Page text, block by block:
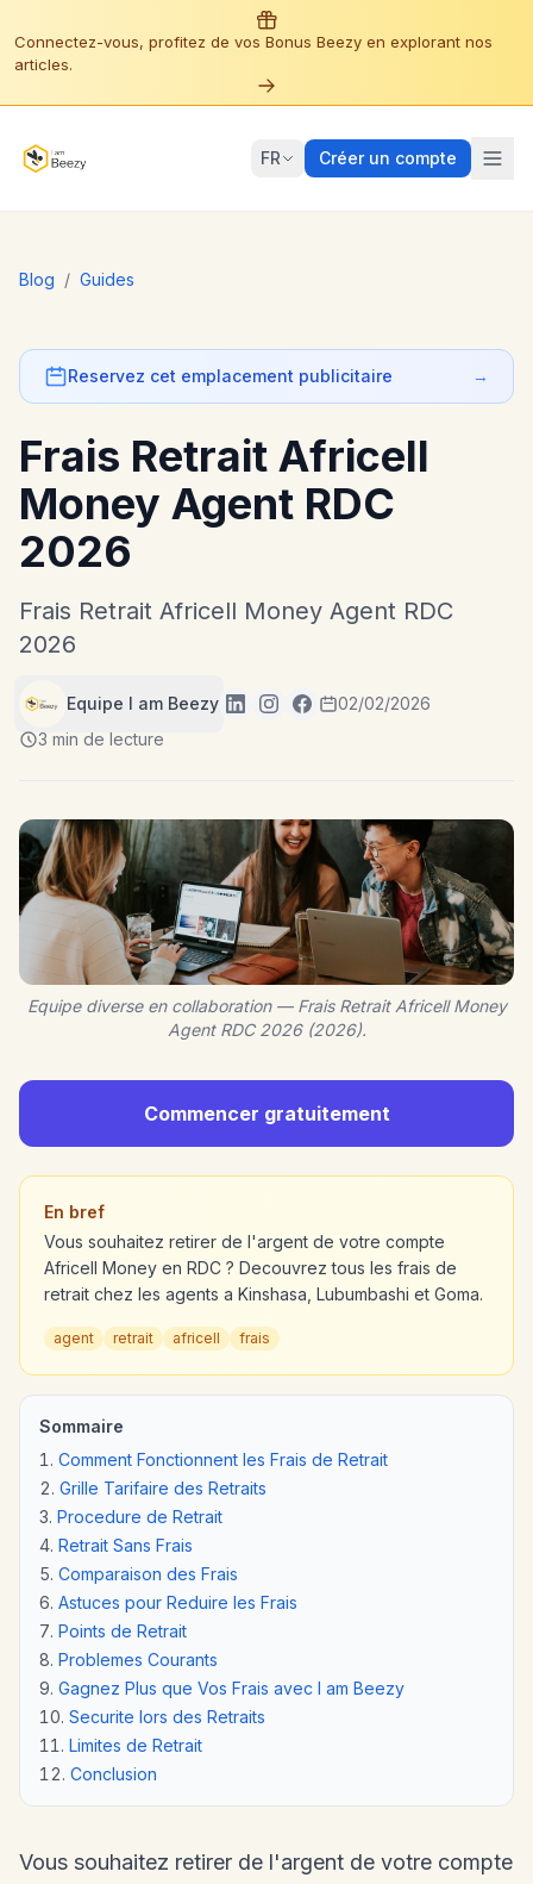
Connectez-vous, profitez de vos Bonus Beezy en explorant nos
articles.
FR Créer un compte
Blog / Guides
Reservez cet emplacement publicitaire →
Frais Retrait Africell
Money Agent RDC
2026
Frais Retrait Africell Money Agent RDC
2026
Equipe I am Beezy
02/02/2026
3 min de lecture
Equipe diverse en collaboration — Frais Retrait Africell Money
Agent RDC 2026 (2026).
Commencer gratuitement
En bref
Vous souhaitez retirer de l'argent de votre compte
Africell Money en RDC ? Decouvrez tous les frais de
retrait chez les agents a Kinshasa, Lubumbashi et Goma.
agent retrait africell frais
Sommaire
Comment Fonctionnent les Frais de Retrait
Grille Tarifaire des Retraits
Procedure de Retrait
Retrait Sans Frais
Comparaison des Frais
Astuces pour Reduire les Frais
Points de Retrait
Problemes Courants
Gagnez Plus que Vos Frais avec I am Beezy
Securite lors des Retraits
Limites de Retrait
Conclusion
Vous souhaitez retirer de l'argent de votre compte